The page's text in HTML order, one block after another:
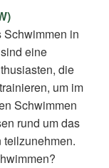
Schwimmen in
eine
die
um im
Schwimmen
rund um das
teilzunehmen.